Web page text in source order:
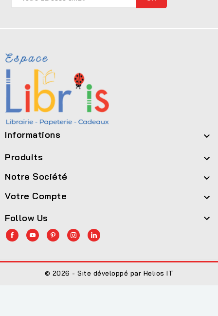
Informations 
Produits 
Notre Société 
Votre Compte 
Follow Us 
© 2026 - Site développé par Helios IT